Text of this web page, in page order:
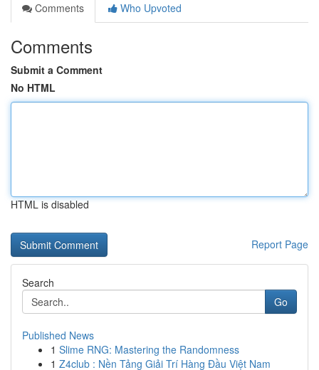
Comments
Who Upvoted
Comments
Submit a Comment
No HTML
HTML is disabled
Report Page
Search
Go
Published News
1 Slime RNG: Mastering the Randomness
1 Z4club : Nền Tảng Giải Trí Hàng Đầu Việt Nam